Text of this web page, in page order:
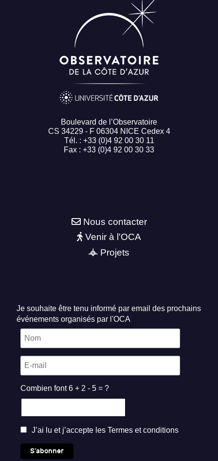
Boulevard de l’Observatoire
CS 34229 - F 06304 NICE Cedex 4
Tél. : +33 (0)4 92 00 30 11
Fax : +33 (0)4 92 00 30 33
Nous contacter
Venir à l'OCA
Projets
Je souhaite être tenu informé par email des prochains
événements organisés par l'OCA
Combien font 6 + 2 - 5 = ?
J’ai lu et j’accepte les Termes et conditions
S'abonner